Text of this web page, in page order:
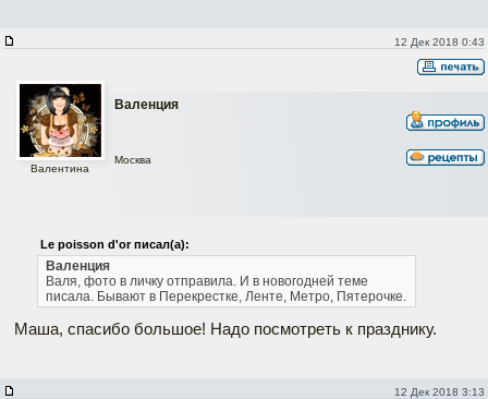
12 Дек 2018 0:43
Валенция
Валентина
Москва
Le poisson d'or писал(а):
Валенция
Валя, фото в личку отправила. И в новогодней теме
писала. Бывают в Перекрестке, Ленте, Метро, Пятерочке.
Маша, спасибо большое! Надо посмотреть к празднику.
12 Дек 2018 3:13